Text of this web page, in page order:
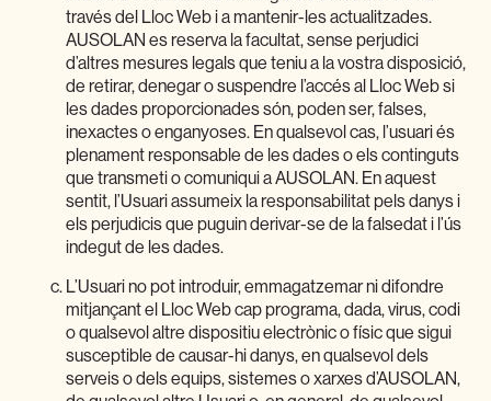
través del Lloc Web i a mantenir-les actualitzades.
AUSOLAN es reserva la facultat, sense perjudici
d’altres mesures legals que teniu a la vostra disposició,
de retirar, denegar o suspendre l’accés al Lloc Web si
les dades proporcionades són, poden ser, falses,
inexactes o enganyoses. En qualsevol cas, l’usuari és
plenament responsable de les dades o els continguts
que transmeti o comuniqui a AUSOLAN. En aquest
sentit, l’Usuari assumeix la responsabilitat pels danys i
els perjudicis que puguin derivar-se de la falsedat i l’ús
indegut de les dades.
L’Usuari no pot introduir, emmagatzemar ni difondre
mitjançant el Lloc Web cap programa, dada, virus, codi
o qualsevol altre dispositiu electrònic o físic que sigui
susceptible de causar-hi danys, en qualsevol dels
serveis o dels equips, sistemes o xarxes d’AUSOLAN,